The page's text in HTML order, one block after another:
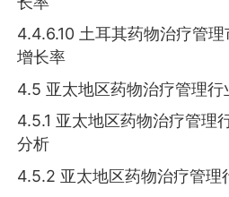
4.4.6.10 土耳其药物治疗管
增长率
4.5 亚太地区药物治疗管理行
4.5.1 亚太地区药物治疗管理
分析
4.5.2 亚太地区药物治疗管理